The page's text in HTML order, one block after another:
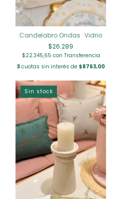
Candelabro Ondas · Vidrio
$26.289
$22.345,65 con Transferencia
3 cuotas sin interés de $8763,00
Sin stock